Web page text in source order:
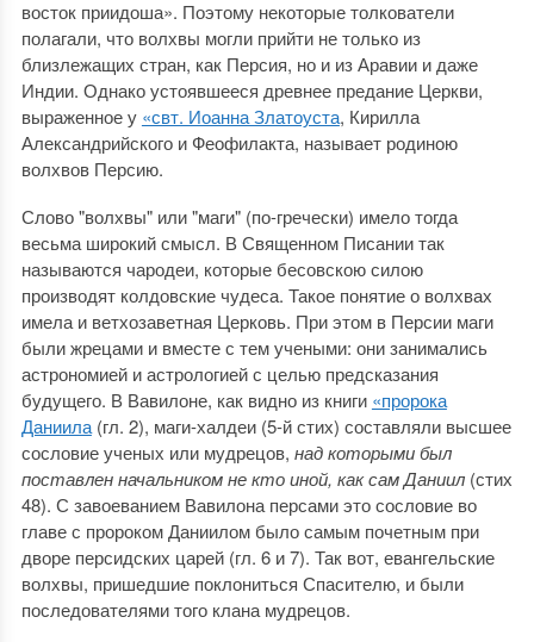
восток приидоша». Поэтому некоторые толкователи
полагали, что волхвы могли прийти не только из
близлежащих стран, как Персия, но и из Аравии и даже
Индии. Однако устоявшееся древнее предание Церкви,
выраженное у «свт. Иоанна Златоуста, Кирилла
Александрийского и Феофилакта, называет родиною
волхвов Персию.
Слово "волхвы" или "маги" (по-гречески) имело тогда
весьма широкий смысл. В Священном Писании так
называются чародеи, которые бесовскою силою
производят колдовские чудеса. Такое понятие о волхвах
имела и ветхозаветная Церковь. При этом в Персии маги
были жрецами и вместе с тем учеными: они занимались
астрономией и астрологией с целью предсказания
будущего. В Вавилоне, как видно из книги «пророка
Даниила(гл. 2), маги-халдеи (5-й стих) составляли высшее
сословие ученых или мудрецов, над которыми был
поставлен начальником не кто иной, как сам Даниил(стих
48). С завоеванием Вавилона персами это сословие во
главе с пророком Даниилом было самым почетным при
дворе персидских царей (гл. 6 и 7). Так вот, евангельские
волхвы, пришедшие поклониться Спасителю, и были
последователями того клана мудрецов.